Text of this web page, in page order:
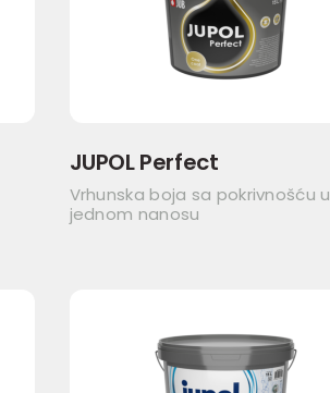
JUPOL Perfect
Vrhunska boja sa pokrivnošću u
jednom nanosu